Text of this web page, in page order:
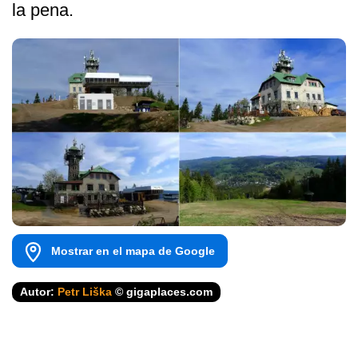
la pena.
Mostrar en el mapa de Google
Autor: Petr Liška © gigaplaces.com